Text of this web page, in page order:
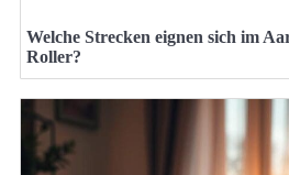
Welche Strecken eignen sich im
Roller?